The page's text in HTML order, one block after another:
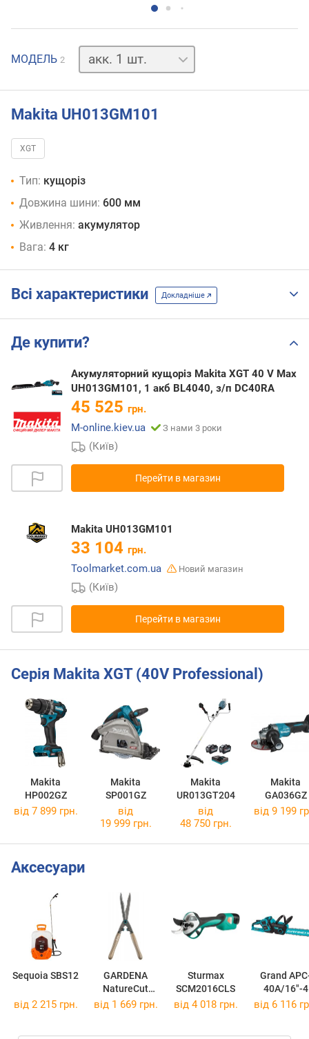
МОДЕЛЬ 2
акк.
відсутній
Makita UH013GM101
XGT
Тип: кущоріз
Довжина шини: 600 мм
Живлення: акумулятор
Вага: 4 кг
Всі характеристики Докладніше
Де купити?
Акумуляторний кущоріз Makita XGT 40 V Max
UH013GM101, 1 акб BL4040, з/п DC40RA
45 525 грн.
M-online.kiev.ua
З нами 3 роки
(Київ)
Перейти в магазин
Makita UH013GM101
33 104 грн.
Toolmarket.com.ua
Новий магазин
(Київ)
Перейти в магазин
Серія Makita XGT (40V Professional)
Makita
HP002GZ
Makita
SP001GZ
Makita
UR013GT204
Makita
GA036GZ
від 7 899 грн.
від
19 999 грн.
від
48 750 грн.
від 9 199
Аксесуари
Sequoia SBS12
GARDENA
NatureCut
12300-20
Sturmax
SCM2016CLS
Grand
40A/16"-4
від 2 215 грн. від 1 669 грн. від 4 018 грн. від 6 116